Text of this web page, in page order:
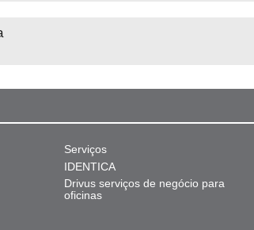
Serviços
IDENTICA
Drivus serviços de negócio para
oficinas